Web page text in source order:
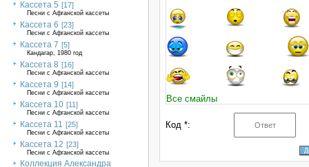
Кассета 5 [17]
Песни с Афганской кассеты
Кассета 6 [23]
Песни с Афганской кассеты
Кассета 7 [5]
Кандагар, 1980 год
Кассета 8 [16]
Песни с Афганской кассеты
Кассета 9 [14]
Песни с Афганской кассеты
Кассета 10 [11]
Песни с Афганской кассеты
Кассета 11 [25]
Песни с Афганской кассеты
Кассета 12 [23]
Песни с Афганской кассеты
Коллекция Александра
Все смайлы
Код *: